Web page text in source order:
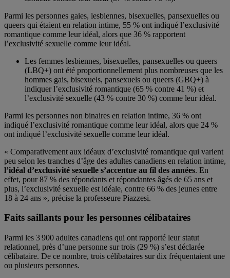
Parmi les personnes gaies, lesbiennes, bisexuelles, pansexuelles ou
queers qui étaient en relation intime, 55 % ont indiqué l’exclusivité
romantique comme leur idéal, alors que 36 % rapportent
l’exclusivité sexuelle comme leur idéal.
Les femmes lesbiennes, bisexuelles, pansexuelles ou queers
(LBQ+) ont été proportionnellement plus nombreuses que les
hommes gais, bisexuels, pansexuels ou queers (GBQ+) à
indiquer l’exclusivité romantique (65 % contre 41 %) et
l’exclusivité sexuelle (43 % contre 30 %) comme leur idéal.
Parmi les personnes non binaires en relation intime, 36 % ont
indiqué l’exclusivité romantique comme leur idéal, alors que 24 %
ont indiqué l’exclusivité sexuelle comme leur idéal.
« Comparativement aux idéaux d’exclusivité romantique qui varient
peu selon les tranches d’âge des adultes canadiens en relation intime,
l’idéal d’exclusivité sexuelle s’accentue au fil des années. En
effet, pour 87 % des répondants et répondantes âgés de 65 ans et
plus, l’exclusivité sexuelle est idéale, contre 66 % des jeunes entre
18 à 24 ans », précise la professeure Piazzesi.
Faits saillants pour les personnes célibataires
Parmi les 3 900 adultes canadiens qui ont rapporté leur statut
relationnel, près d’une personne sur trois (29 %) s’est déclarée
célibataire. De ce nombre, trois célibataires sur dix fréquentaient une
ou plusieurs personnes.